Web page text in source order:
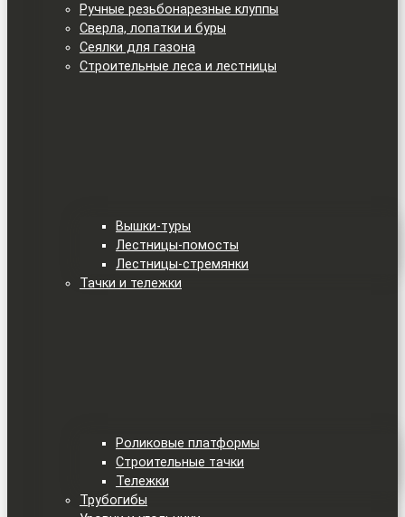
Ручные резьбонарезные клуппы
Сверла, лопатки и буры
Сеялки для газона
Строительные леса и лестницы
Вышки-туры
Лестницы-помосты
Лестницы-стремянки
Тачки и тележки
Роликовые платформы
Строительные тачки
Тележки
Трубогибы